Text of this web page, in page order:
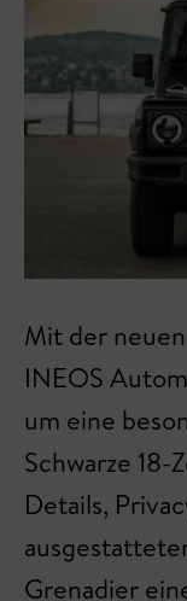
Mit der
INEOS
um eine
Schwarze
Details,
Grenadier